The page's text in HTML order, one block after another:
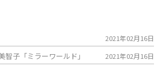
2021年02月16日
智子「ミラーワールド」 2021年02月16日